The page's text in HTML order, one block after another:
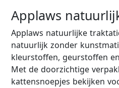
Applaws
Applaws natuurlijke
natuurlijk zonder
kleurstoffen, geurstoffen
Met de doorzichtige
kattensnoepjes bekijken